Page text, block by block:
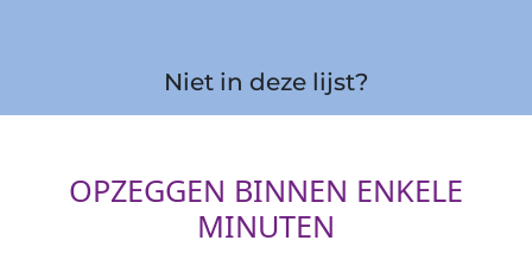
Niet in deze lijst?
OPZEGGEN BINNEN ENKELE
MINUTEN